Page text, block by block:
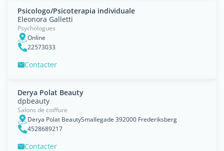
Psicologo/Psicoterapia individuale
Eleonora Galletti
Psychologues
Online
22573033
Contacter
Derya Polat Beauty
dpbeauty
Salons de coiffure
Derya Polat BeautySmallegade 392000 Frederiksberg
4528689217
Contacter